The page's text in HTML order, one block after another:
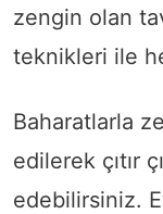
zengin olan
teknikleri ile
Baharatlarla
edilerek çıtır
edebilirsiniz.